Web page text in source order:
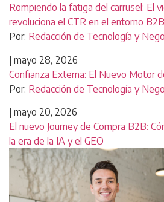
Rompiendo la fatiga del carrusel: El
revoluciona el CTR en el entorno B2B
Por: Redacción de Tecnología y
| mayo 28, 2026
Confianza Externa: El Nuevo Motor
Por: Redacción de Tecnología y
mayo 20, 2026
El nuevo Journey de Compra B2B:
la era de la IA y el GEO